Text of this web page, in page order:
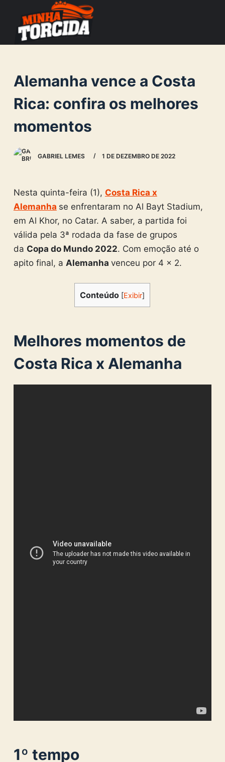
o
c
o
n
e
Alemanha vence a Costa
Rica: confira os melhores
momentos
GABRIEL LEMES 1 DE DEZEMBRO DE 2022
Nesta quinta-feira (1), Costa Rica x
Alemanha se enfrentaram no Al Bayt Stadium,
em Al Khor, no Catar. A saber, a partida foi
válida pela 3ª rodada da fase de grupos
da Copa do Mundo 2022. Com emoção até o
apito final, a Alemanha venceu por 4 x 2.
Conteúdo [Exibir]
Melhores momentos de
Costa Rica x Alemanha
1º tempo